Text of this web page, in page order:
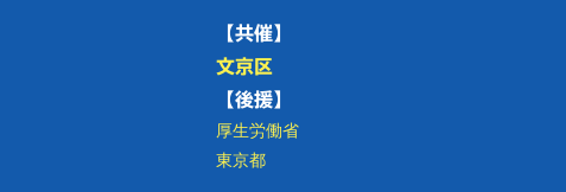
【共催】
文京区
【後援】
厚生労働省
東京都